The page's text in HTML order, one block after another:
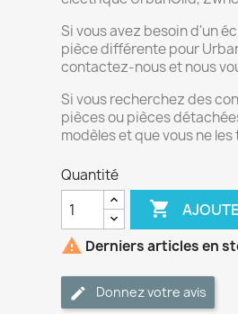
Si vous avez besoin d'un
pièce différente pour
contactez-nous et nous
Si vous recherchez des
pièces ou pièces
modèles et que vous ne
Quantité

 Derniers articles en
Donnez votre avis